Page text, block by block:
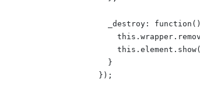
_destroy:
      }
    });